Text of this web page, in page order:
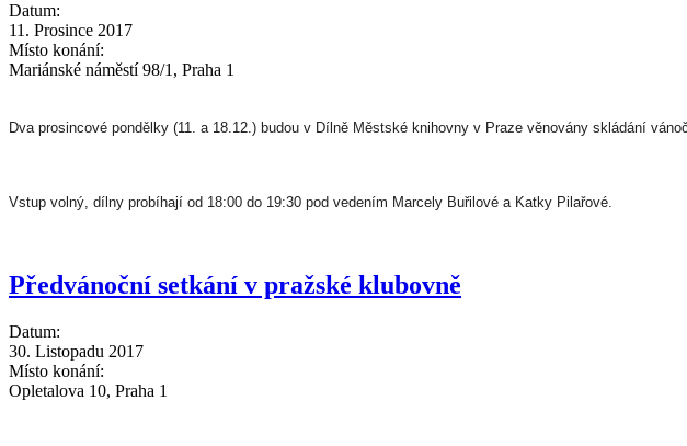
Datum:
11. Prosince 2017
Místo konání:
Mariánské náměstí 98/1, Praha 1
Dva prosincové pondělky (11. a 18.12.) budou v Dílně Městské knihovny v Praze věnovány skládání
Vstup volný, dílny probíhají od 18:00 do 19:30 pod vedením Marcely Buřilové a Katky Pilařové.
Předvánoční setkání v pražské klubovně
Datum:
30. Listopadu 2017
Místo konání:
Opletalova 10, Praha 1